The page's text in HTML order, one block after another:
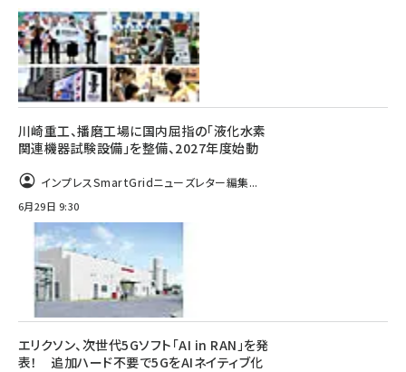
川崎重工、播磨工場に国内屈指の「液化水素
関連機器試験設備」を整備、2027年度始動
インプレスSmartGridニューズレター編集...
6月29日 9:30
エリクソン、次世代5Gソフト「AI in RAN」を発
表！ 追加ハード不要で5GをAIネイティブ化